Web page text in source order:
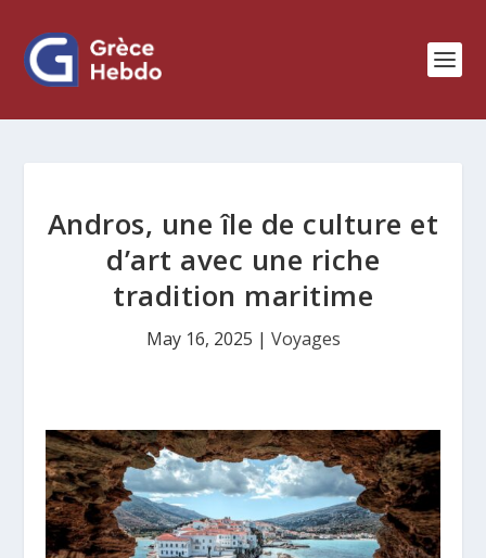
Andros, une île de culture et
d’art avec une riche
tradition maritime
May 16, 2025 | Voyages